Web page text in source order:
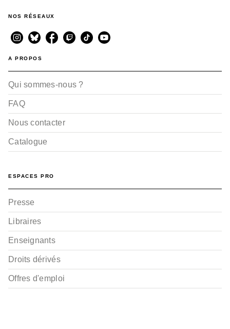
Le Roi des mouches -
Tome 03
Tome 01
NOS RÉSEAUX
A PROPOS
Qui sommes-nous ?
FAQ
Nous contacter
Catalogue
ESPACES PRO
Presse
Libraires
Enseignants
Droits dérivés
Offres d'emploi